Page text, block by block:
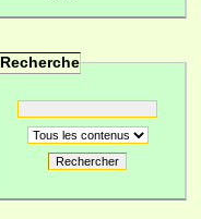
Recherche
Rechercher